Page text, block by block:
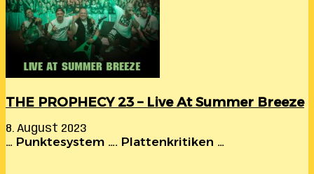
THE PROPHECY 23 – Live At Summer Breeze
8. August 2023
… Punktesystem …. Plattenkritiken …